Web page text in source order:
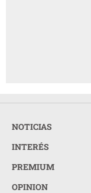
NOTICIAS
INTERÉS
PREMIUM
OPINION